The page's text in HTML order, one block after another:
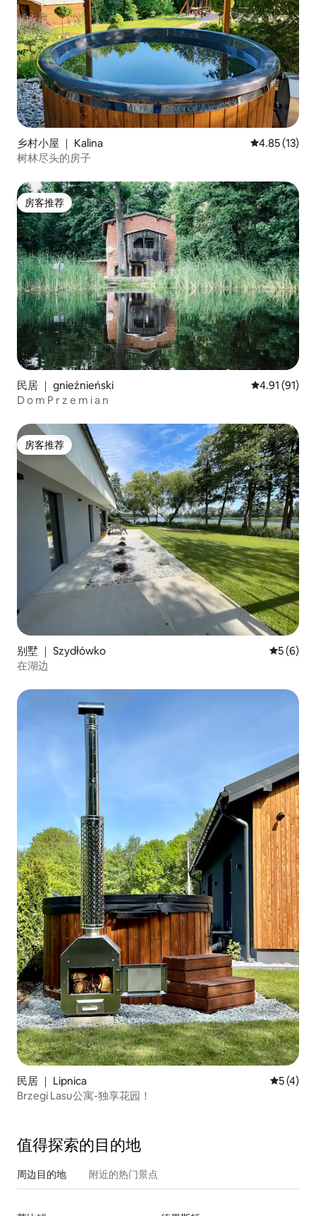
乡村小屋 ｜ Kalina 平均评分
4.85 (13)
树林尽头的房子
房客推荐
房客推荐
民居 ｜ gnieźnieński 平均评分
4.91 (91)
D o m P r z e m i a n
房客推荐
房客推荐
别墅 ｜ Szydłówko 平均评分
5 (6)
在湖边
民居 ｜ Lipnica 平均评分
5 (4)
Brzegi Lasu公寓-独享花园！
值得探索的目的地
周边目的地 附近的热门景点